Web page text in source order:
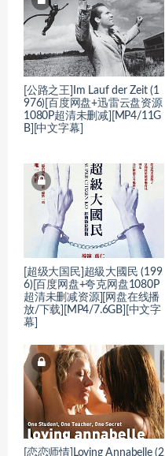
[公路之王]Im Lauf der Zeit (1
976)[百度网盘+迅雷云盘资源
1080P超清未删减][MP4/11G
B][中文字幕]
[超级大国民]超級大國民 (199
6)[百度网盘+夸克网盘1080P
超清未删减资源][网盘在线播
放/下载][MP4/7.6GB][中文字
幕]
[恋恋师情]Loving Annabelle (2